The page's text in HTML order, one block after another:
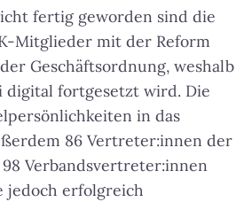
fertig geworden sind die
Mitglieder mit der Reform
Geschäftsordnung, weshalb
digital fortgesetzt wird. Die
in das
86 Vertreter:innen der
Verbandsvertreter:innen
jedoch erfolgreich